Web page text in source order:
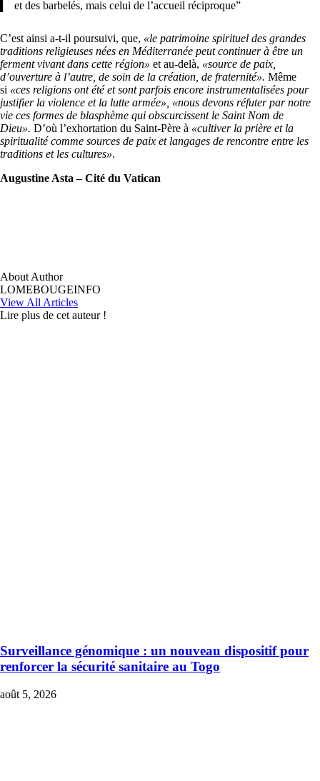
et des barbelés, mais celui de l’accueil réciproque”
C’est ainsi a-t-il poursuivi, que, «le patrimoine spirituel des grandes
traditions religieuses nées en Méditerranée peut continuer à être un
ferment vivant dans cette région» et au-delà, «source de paix,
d’ouverture à l’autre, de soin de la création, de fraternité». Même
si «ces religions ont été et sont parfois encore instrumentalisées pour
justifier la violence et la lutte armée», «nous devons réfuter par notre
vie ces formes de blasphème qui obscurcissent le Saint Nom de
Dieu». D’où l’exhortation du Saint-Père à «cultiver la prière et la
spiritualité comme sources de paix et langages de rencontre entre les
traditions et les cultures».
Augustine Asta – Cité du Vatican
About Author
LOMEBOUGEINFO
View All Articles
Lire plus de cet auteur !
Surveillance génomique : un nouveau dispositif pour
renforcer la sécurité sanitaire au Togo
août 5, 2026